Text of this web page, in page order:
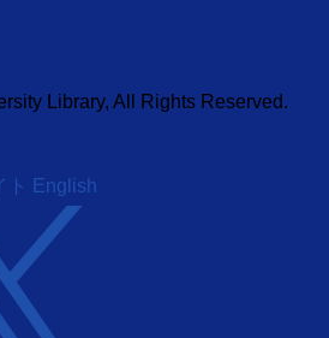
Library, All Rights Reserved.
ト English